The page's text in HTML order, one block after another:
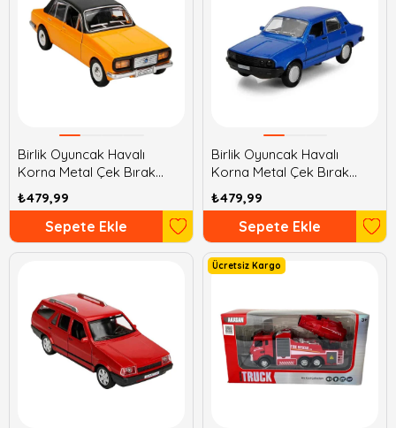
Birlik Oyuncak Havalı
Korna Metal Çek Bırak
Anadol
₺479,99
Sepete Ekle
Birlik Oyuncak Havalı
Korna Metal Çek Bırak
Toros
₺479,99
Sepete Ekle
Ücretsiz Kargo